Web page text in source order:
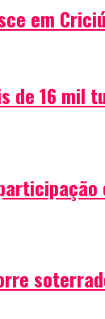
em
de 16 mil